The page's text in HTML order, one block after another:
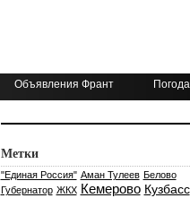
Объявления Франт Погода
Метки
"Единая Россия" Аман Тулеев Белово
Губернатор ЖКХ Кемерово Кузбасс